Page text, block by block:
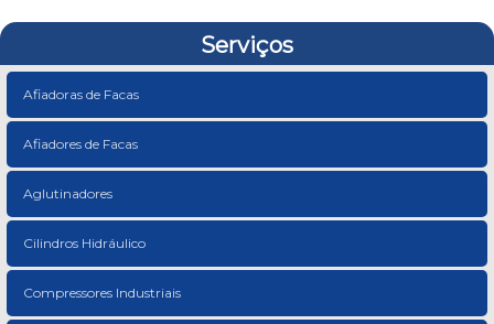
Serviços
Afiadoras de Facas
Afiadores de Facas
Aglutinadores
Cilindros Hidráulico
Compressores Industriais